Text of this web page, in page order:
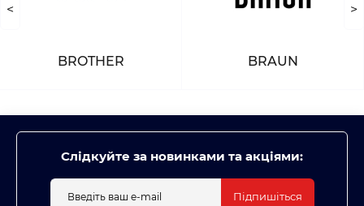
<
BROTHER BRAUN
>
Слідкуйте за новинками та акціями:
Підпишіться